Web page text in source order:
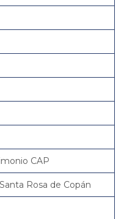
CAP
Rosa de Copán